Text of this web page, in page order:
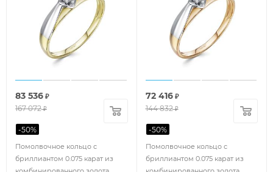
Помолвочное кольцо с
бриллиантом 0.075 карат из
83 536 ₽
167 072₽
-50%
Помолвочное кольцо с
бриллиантом 0.075 карат из
72 416₽
144 832₽
-50%